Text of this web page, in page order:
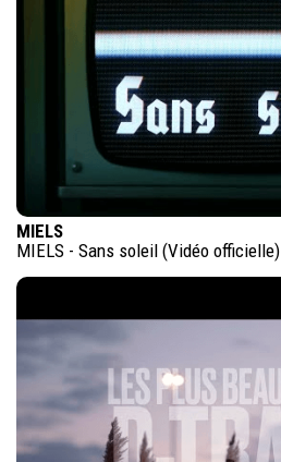
MIELS
MIELS - Sans soleil (Vidéo officielle)